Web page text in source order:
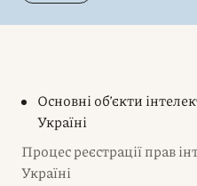
Основні об’єкти
Україні
Процес реєстрації прав
Україні